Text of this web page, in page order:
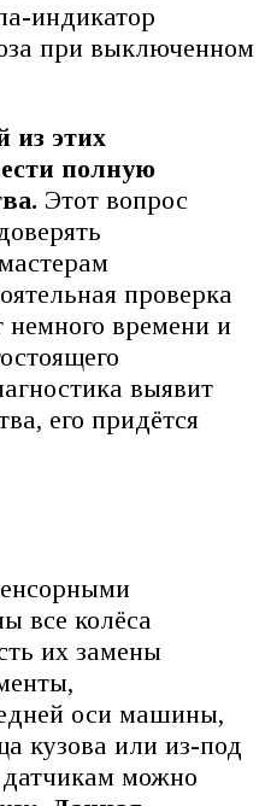
индикатор
при выключенном
из этих
полную
Этот вопрос
проверка
времени и
выявит
его придётся
все колёса
их замены
оси машины,
кузова или из-под
можно